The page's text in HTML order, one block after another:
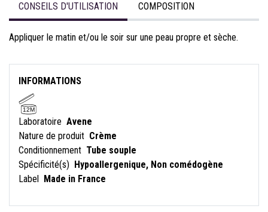
CONSEILS D'UTILISATION COMPOSITION
Appliquer le matin et/ou le soir sur une peau propre et sèche.
INFORMATIONS
12M
Laboratoire Avene
Nature de produit Crème
Conditionnement Tube souple
Spécificité(s) Hypoallergenique, Non comédogène
Label Made in France